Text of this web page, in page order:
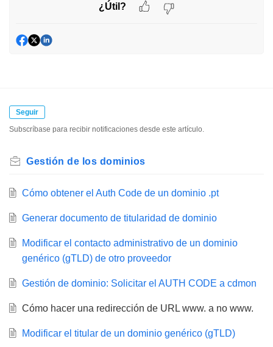
¿Útil?
Seguir
Subscríbase para recibir notificaciones desde este artículo.
Gestión de los dominios
Cómo obtener el Auth Code de un dominio .pt
Generar documento de titularidad de dominio
Modificar el contacto administrativo de un dominio
genérico (gTLD) de otro proveedor
Gestión de dominio: Solicitar el AUTH CODE a cdmon
Cómo hacer una redirección de URL www. a no www.
Modificar el titular de un dominio genérico (gTLD)